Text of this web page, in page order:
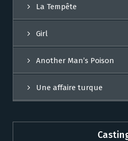
La Tempête
Girl
Another Man’s Poison
Une affaire turque